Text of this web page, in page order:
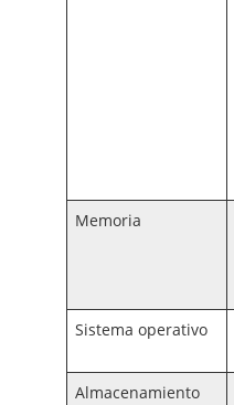
Memoria
Sistema operativo
Almacenamiento